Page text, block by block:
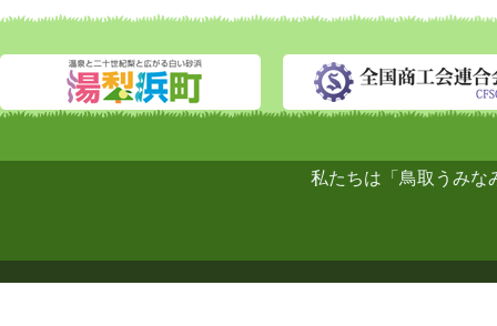
私たちは「鳥取うみな